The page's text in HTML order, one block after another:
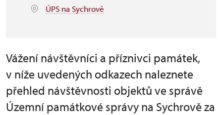
ÚPS na Sychrově
Vážení návštěvníci a příznivci památek,
v níže uvedených odkazech naleznete
přehled návštěvnosti objektů ve správě
Územní památkové správy na Sychrově za